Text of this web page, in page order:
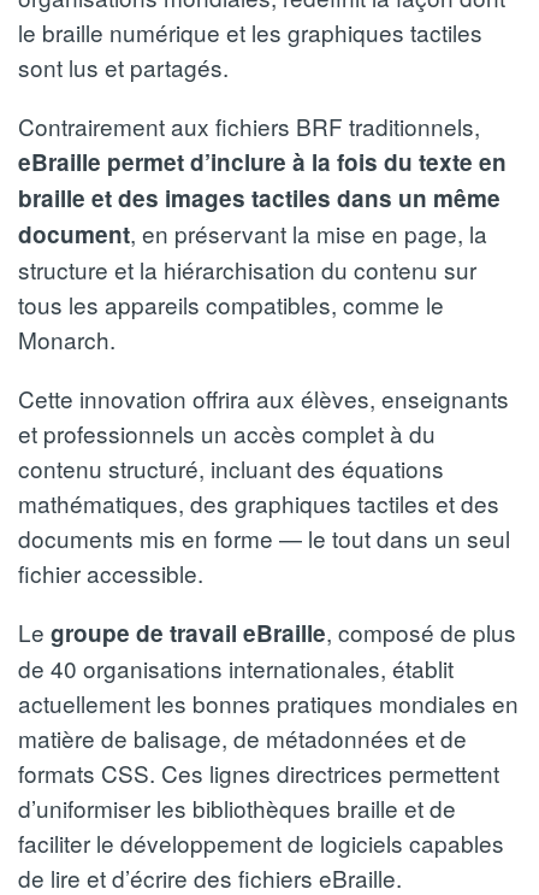
le braille numérique et les graphiques tactiles
sont lus et partagés.
Contrairement aux fichiers BRF traditionnels,
eBraille permet d’inclure à la fois du texte en
braille et des images tactiles dans un même
document, en préservant la mise en page, la
structure et la hiérarchisation du contenu sur
tous les appareils compatibles, comme le
Monarch.
Cette innovation offrira aux élèves, enseignants
et professionnels un accès complet à du
contenu structuré, incluant des équations
mathématiques, des graphiques tactiles et des
documents mis en forme — le tout dans un seul
fichier accessible.
Le groupe de travail eBraille, composé de plus
de 40 organisations internationales, établit
actuellement les bonnes pratiques mondiales en
matière de balisage, de métadonnées et de
formats CSS. Ces lignes directrices permettent
d’uniformiser les bibliothèques braille et de
faciliter le développement de logiciels capables
de lire et d’écrire des fichiers eBraille.